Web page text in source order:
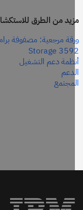
من الطرق للاستكشاف
Storage
دعم التشغيل